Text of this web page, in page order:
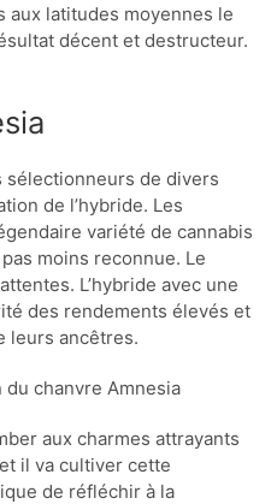
aux latitudes moyennes le
décent et destructeur.
sélectionneurs de divers
de l’hybride. Les
variété de cannabis
moins reconnue. Le
L’hybride avec une
des rendements élevés et
leurs ancêtres.
chanvre Amnesia
aux charmes attrayants
il va cultiver cette
de réfléchir à la